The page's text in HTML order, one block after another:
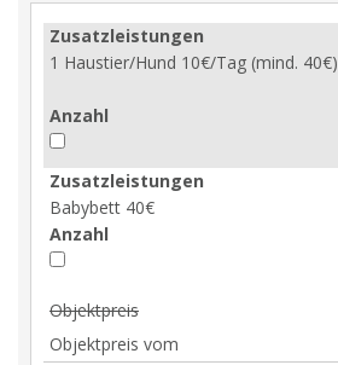
Zusatzleistungen
1 Haustier/Hund 10€/Tag (mind. 40€)
Anzahl
Zusatzleistungen
Babybett 40€
Anzahl
Objektpreis
Objektpreis vom